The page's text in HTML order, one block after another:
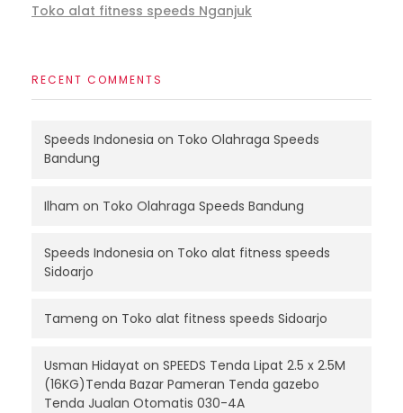
Toko alat fitness speeds Nganjuk
RECENT COMMENTS
Speeds Indonesia on Toko Olahraga Speeds
Bandung
Ilham on Toko Olahraga Speeds Bandung
Speeds Indonesia on Toko alat fitness speeds
Sidoarjo
Tameng on Toko alat fitness speeds Sidoarjo
Usman Hidayat on SPEEDS Tenda Lipat 2.5 x 2.5M
(16KG)Tenda Bazar Pameran Tenda gazebo
Tenda Jualan Otomatis 030-4A